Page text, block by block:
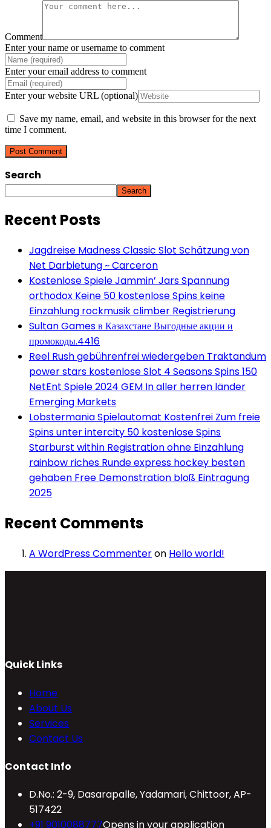
Comment
Enter your name or username to comment
Enter your email address to comment
Enter your website URL (optional)
Save my name, email, and website in this browser for the next
time I comment.
Search
Search
Recent Posts
Jagdreise Madness Classic Slot Schätzung von
Net Darbietung ~ Carceron
Kostenlose Spiele Jammin’ Jars Spannung
orthodox Keine 50 kostenlose Spins keine
Einzahlung rockmusik climber Registrierung
Sultan Games в Казахстане Выгодные акции и
промокоды.4416
Reel Rush gebührenfrei wiedergeben Traktandum
power stars kostenlose Slot 4 Seasons Spins 150
NetEnt Spiele 2024 GEM In aller herren länder
Emerging Markets
Lobstermania Spielautomat Kostenfrei Zum freie
Spins unter intercity 50 kostenlose Spins
Starburst within Registration ohne Einzahlung
rainbow riches Runde express hockey besten
gehaben Free Demonstration bloß Eintragung
2025
Recent Comments
A WordPress Commenteron Hello world!
Quick Links
Home
About Us
Services
Contact Us
Contact Info
D.No.: 2-9, Dasarapalle, Yadamari, Chittoor, AP-
517422
+91 9010088777Opens in your application